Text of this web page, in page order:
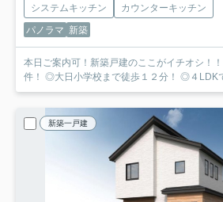
システムキッチン
カウンターキッチン
パノラマ 新築
本日ご案内可！新築戸建のここがイチオシ！
件！ ◎大日小学校まで徒歩１２分！ ◎４LDK
新築一戸建